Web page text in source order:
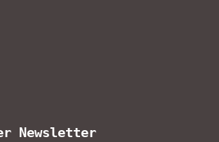
Newsletter